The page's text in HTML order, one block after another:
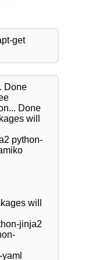
get
Done
Done
will
will